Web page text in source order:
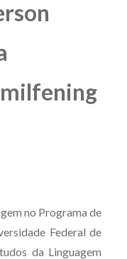
no Programa de
Federal de
da Linguagem